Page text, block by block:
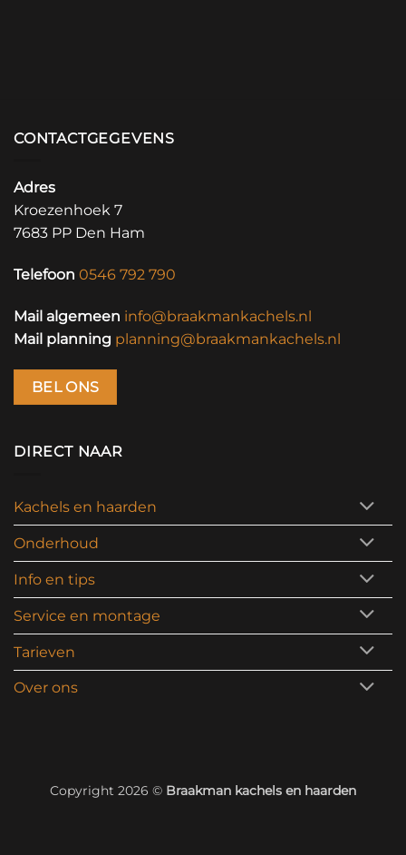
CONTACTGEGEVENS
Adres
Kroezenhoek 7
7683 PP Den Ham
Telefoon 0546 792 790
Mail algemeen info@braakmankachels.nl
Mail planning planning@braakmankachels.nl
BEL ONS
DIRECT NAAR
Kachels en haarden
Onderhoud
Info en tips
Service en montage
Tarieven
Over ons
Copyright 2026 © Braakman kachels en haarden